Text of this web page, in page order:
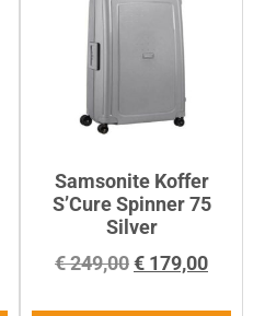
Samsonite Koffer
S’Cure Spinner 75
Silver
€249,00€ 179,00